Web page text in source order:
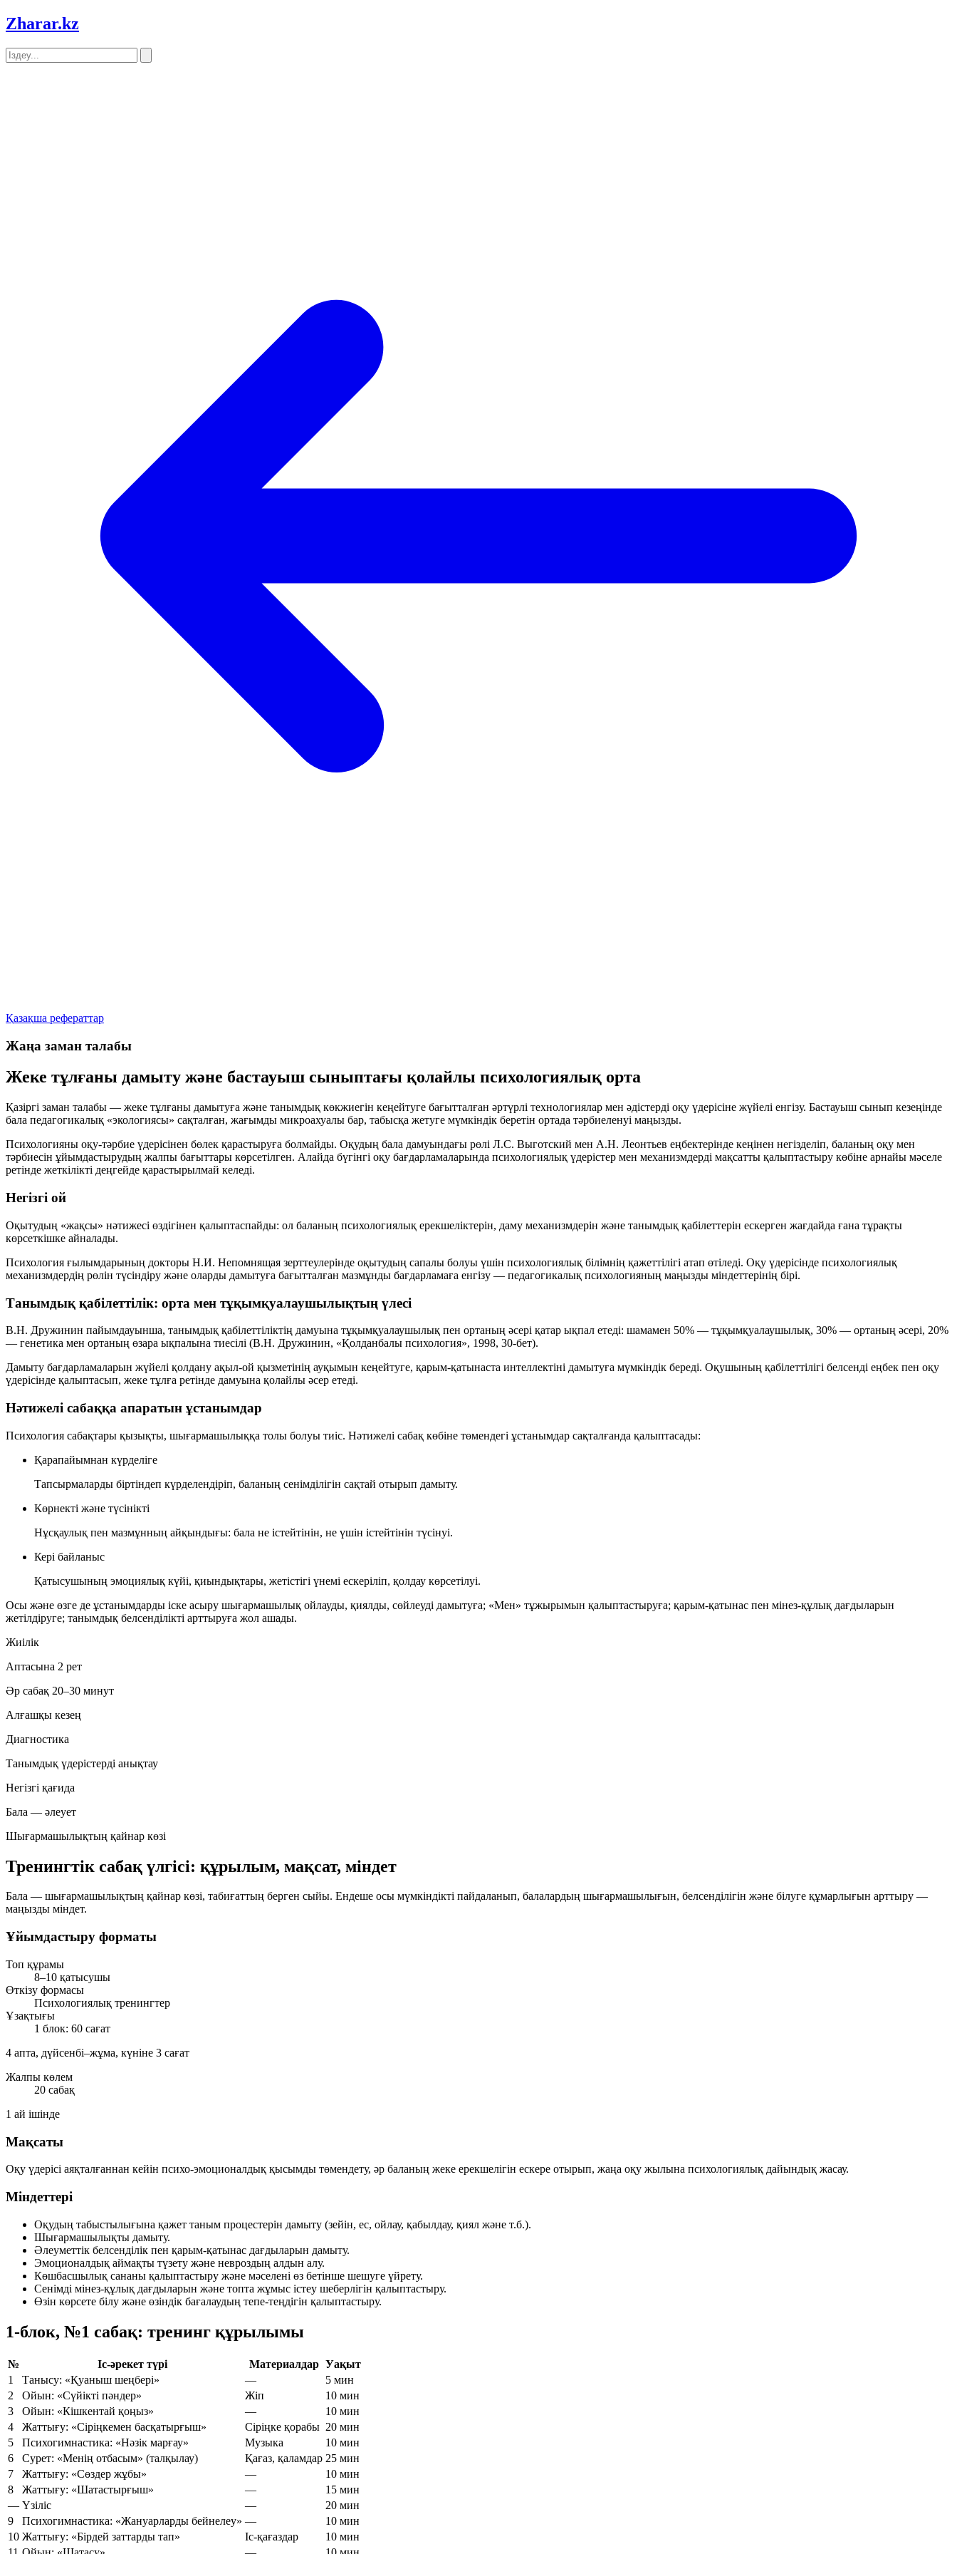
Zharar.kz
Қазақша рефераттар
Жаңа заман талабы
Жеке тұлғаны дамыту және бастауыш сыныптағы қолайлы психологиялық орта
Қазіргі заман талабы — жеке тұлғаны дамытуға және танымдық көкжиегін кеңейтуге бағытталған әртүрлі технологиялар мен әдістерді оқу үдерісіне жүйелі енгізу. Бастауыш сынып кезеңінде
бала педагогикалық «экологиясы» сақталған, жағымды микроахуалы бар, табысқа жетуге мүмкіндік беретін ортада тәрбиеленуі маңызды.
Психологияны оқу-тәрбие үдерісінен бөлек қарастыруға болмайды. Оқудың бала дамуындағы рөлі Л.С. Выготский мен А.Н. Леонтьев еңбектерінде кеңінен негізделіп, баланың оқу мен
тәрбиесін ұйымдастырудың жалпы бағыттары көрсетілген. Алайда бүгінгі оқу бағдарламаларында психологиялық үдерістер мен механизмдерді мақсатты қалыптастыру көбіне арнайы мәселе
ретінде жеткілікті деңгейде қарастырылмай келеді.
Негізгі ой
Оқытудың «жақсы» нәтижесі өздігінен қалыптаспайды: ол баланың психологиялық ерекшеліктерін, даму механизмдерін және танымдық қабілеттерін ескерген жағдайда ғана тұрақты
көрсеткішке айналады.
Психология ғылымдарының докторы Н.И. Непомнящая зерттеулерінде оқытудың сапалы болуы үшін психологиялық білімнің қажеттілігі атап өтіледі. Оқу үдерісінде психологиялық
механизмдердің рөлін түсіндіру және оларды дамытуға бағытталған мазмұнды бағдарламаға енгізу — педагогикалық психологияның маңызды міндеттерінің бірі.
Танымдық қабілеттілік: орта мен тұқымқуалаушылықтың үлесі
В.Н. Дружинин пайымдауынша, танымдық қабілеттіліктің дамуына тұқымқуалаушылық пен ортаның әсері қатар ықпал етеді: шамамен 50% — тұқымқуалаушылық, 30% — ортаның әсері, 20%
— генетика мен ортаның өзара ықпалына тиесілі (В.Н. Дружинин, «Қолданбалы психология», 1998, 30-бет).
Дамыту бағдарламаларын жүйелі қолдану ақыл-ой қызметінің ауқымын кеңейтуге, қарым-қатынаста интеллектіні дамытуға мүмкіндік береді. Оқушының қабілеттілігі белсенді еңбек пен оқу
үдерісінде қалыптасып, жеке тұлға ретінде дамуына қолайлы әсер етеді.
Нәтижелі сабаққа апаратын ұстанымдар
Психология сабақтары қызықты, шығармашылыққа толы болуы тиіс. Нәтижелі сабақ көбіне төмендегі ұстанымдар сақталғанда қалыптасады:
Қарапайымнан күрделіге
Тапсырмаларды біртіндеп күрделендіріп, баланың сенімділігін сақтай отырып дамыту.
Көрнекті және түсінікті
Нұсқаулық пен мазмұнның айқындығы: бала не істейтінін, не үшін істейтінін түсінуі.
Кері байланыс
Қатысушының эмоциялық күйі, қиындықтары, жетістігі үнемі ескеріліп, қолдау көрсетілуі.
Осы және өзге де ұстанымдарды іске асыру шығармашылық ойлауды, қиялды, сөйлеуді дамытуға; «Мен» тұжырымын қалыптастыруға; қарым-қатынас пен мінез-құлық дағдыларын
жетілдіруге; танымдық белсенділікті арттыруға жол ашады.
Жиілік
Аптасына 2 рет
Әр сабақ 20–30 минут
Алғашқы кезең
Диагностика
Танымдық үдерістерді анықтау
Негізгі қағида
Бала — әлеует
Шығармашылықтың қайнар көзі
Тренингтік сабақ үлгісі: құрылым, мақсат, міндет
Бала — шығармашылықтың қайнар көзі, табиғаттың берген сыйы. Ендеше осы мүмкіндікті пайдаланып, балалардың шығармашылығын, белсенділігін және білуге құмарлығын арттыру —
маңызды міндет.
Ұйымдастыру форматы
Топ құрамы
8–10 қатысушы
Өткізу формасы
Психологиялық тренингтер
Ұзақтығы
1 блок: 60 сағат
4 апта, дүйсенбі–жұма, күніне 3 сағат
Жалпы көлем
20 сабақ
1 ай ішінде
Мақсаты
Оқу үдерісі аяқталғаннан кейін психо-эмоционалдық қысымды төмендету, әр баланың жеке ерекшелігін ескере отырып, жаңа оқу жылына психологиялық дайындық жасау.
Міндеттері
Оқудың табыстылығына қажет таным процестерін дамыту (зейін, ес, ойлау, қабылдау, қиял және т.б.).
Шығармашылықты дамыту.
Әлеуметтік белсенділік пен қарым-қатынас дағдыларын дамыту.
Эмоционалдық аймақты түзету және невроздың алдын алу.
Көшбасшылық сананы қалыптастыру және мәселені өз бетінше шешуге үйрету.
Сенімді мінез-құлық дағдыларын және топта жұмыс істеу шеберлігін қалыптастыру.
Өзін көрсете білу және өзіндік бағалаудың тепе-теңдігін қалыптастыру.
1-блок, №1 сабақ: тренинг құрылымы
№ Іс-әрекет түрі Материалдар Уақыт
1
Танысу: «Қуаныш шеңбері» —
5 мин
2
Ойын: «Сүйікті пәндер» Жіп
10 мин
3
Ойын: «Кішкентай қоңыз» —
10 мин
4
Жаттығу: «Сіріңкемен басқатырғыш» Сіріңке қорабы 20 мин
5
Психогимнастика: «Нәзік марғау» Музыка
10 мин
6
Сурет: «Менің отбасым» (талқылау) Қағаз, қаламдар 25 мин
7
Жаттығу: «Сөздер жұбы» —
10 мин
8
Жаттығу: «Шатастырғыш» —
15 мин
— Үзіліс —
20 мин
9
Психогимнастика: «Жануарларды бейнелеу» —
10 мин
10 Жаттығу: «Бірдей заттарды тап» Іс-қағаздар
10 мин